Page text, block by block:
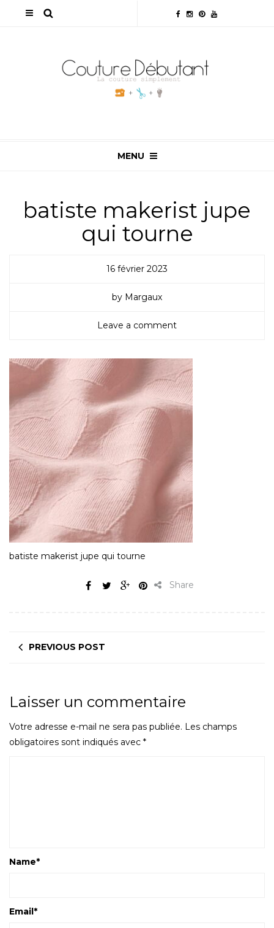
MENU
batiste makerist jupe
qui tourne
16 février 2023
by Margaux
Leave a comment
batiste makerist jupe qui tourne
Share
PREVIOUS POST
Laisser un commentaire
Votre adresse e-mail ne sera pas publiée. Les champs
obligatoires sont indiqués avec *
Name*
Email*